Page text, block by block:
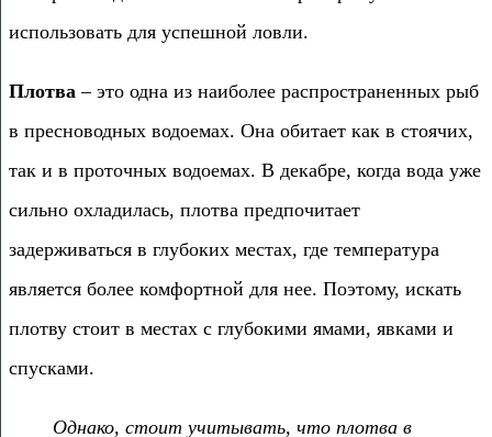
использовать для успешной ловли.
Плотва – это одна из наиболее распространенных рыб
в пресноводных водоемах. Она обитает как в стоячих,
так и в проточных водоемах. В декабре, когда вода уже
сильно охладилась, плотва предпочитает
задерживаться в глубоких местах, где температура
является более комфортной для нее. Поэтому, искать
плотву стоит в местах с глубокими ямами, явками и
спусками.
Однако, стоит учитывать, что плотва в